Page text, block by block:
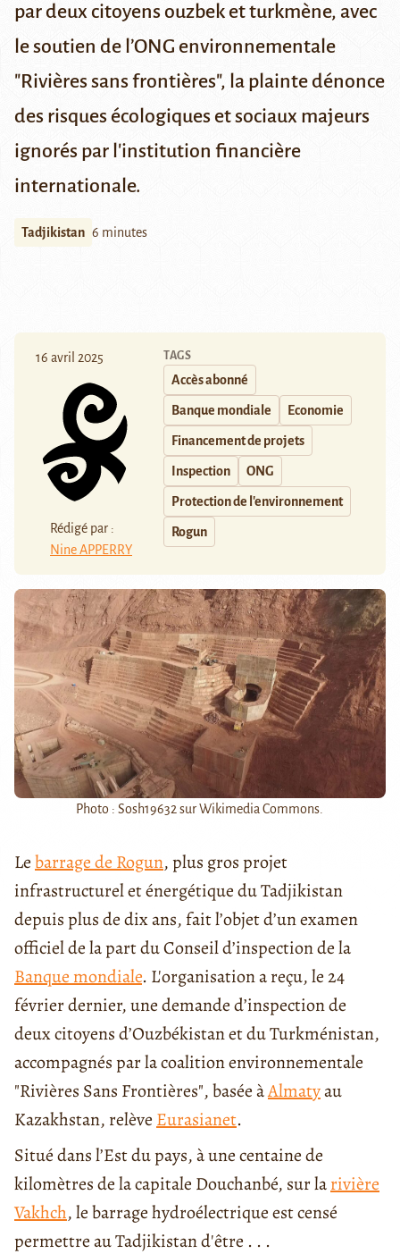
par deux citoyens ouzbek et turkmène, avec
le soutien de l’ONG environnementale
"Rivières sans frontières", la plainte dénonce
des risques écologiques et sociaux majeurs
ignorés par l'institution financière
internationale.
Tadjikistan 6 minutes
16 avril 2025
Rédigé par :
Nine APPERRY
TAGS
Accès abonné
Banque mondiale Economie
Financement de projets
Inspection ONG
Protection de l'environnement
Rogun
Photo : Sosh19632 sur Wikimedia Commons.
Lebarrage de Rogun, plus gros projet
infrastructurel et énergétique du Tadjikistan
depuis plus de dix ans, fait l’objet d’un examen
officiel de la part du Conseil d’inspection de la
Banque mondiale. L'organisation a reçu, le 24
février dernier, une demande d’inspection de
deux citoyens d’Ouzbékistan et du Turkménistan,
accompagnés par la coalition environnementale
"Rivières Sans Frontières", basée àAlmatyau
Kazakhstan, relève Eurasianet.
Situé dans l’Est du pays, à une centaine de
kilomètres de la capitale Douchanbé, sur larivière
Vakhch, le barrage hydroélectrique est censé
permettre au Tadjikistan d'être . . .